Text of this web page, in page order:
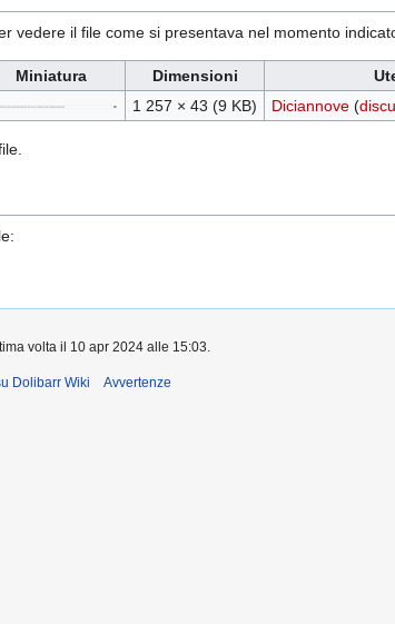
vedere il file come si presentava nel momento
Miniatura Dimensioni
1 257 × 43 (9 KB) Diciannove (
volta il 10 apr 2024 alle 15:03.
Dolibarr Wiki Avvertenze